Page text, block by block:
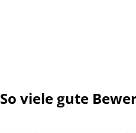
So viele gute